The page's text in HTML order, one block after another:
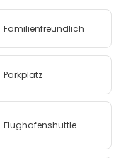
Familienfreundlich
Parkplatz
Flughafenshuttle